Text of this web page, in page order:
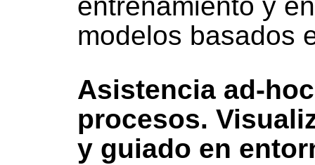
modelos basados
Asistencia ad-
procesos.
y guiado en